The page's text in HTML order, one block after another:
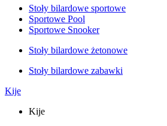
Stoły bilardowe sportowe
Sportowe Pool
Sportowe Snooker
Stoły bilardowe żetonowe
Stoły bilardowe zabawki
Kije
Kije